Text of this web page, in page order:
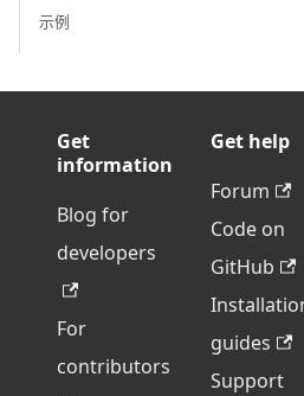
示例
Get
information
Blog for
developers
For
contributors
Get help
Forum
Code on
GitHub
guides
Support